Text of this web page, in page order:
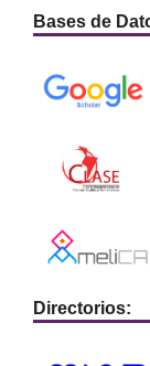
Bases de
Directorios: